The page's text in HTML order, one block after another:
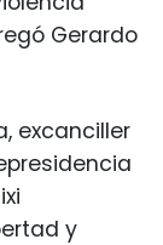
Gerardo
excanciller
y